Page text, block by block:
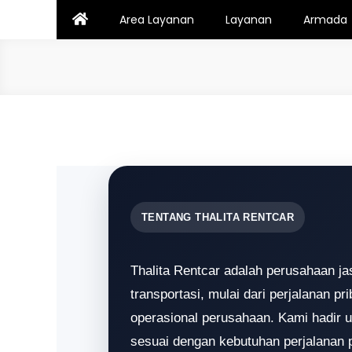
Area Layanan Layanan Armada
TENTANG THALITA RENTCAR
Thalita Rentcar adalah perusahaan
transportasi, mulai dari perjalanan
operasional perusahaan. Kami hadir
sesuai dengan kebutuhan perjalanan